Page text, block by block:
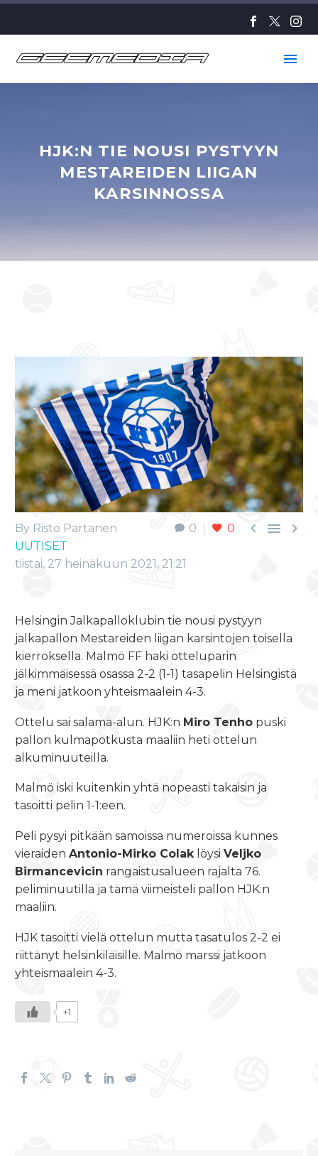
HJK:N TIE NOUSI PYSTYYN
MESTAREIDEN LIIGAN
KARSINNOSSA
0 0   
By Risto Partanen
UUTISET
tiistai, 27 heinäkuun 2021, 21:21
Helsingin Jalkapalloklubin tie nousi pystyyn
jalkapallon Mestareiden liigan karsintojen toisella
kierroksella. Malmö FF haki otteluparin
jälkimmäisessä osassa 2-2 (1-1) tasapelin Helsingistä
ja meni jatkoon yhteismaalein 4-3.
Ottelu sai salama-alun. HJK:n Miro Tenho puski
pallon kulmapotkusta maaliin heti ottelun
alkuminuuteilla.
Malmö iski kuitenkin yhtä nopeasti takaisin ja
tasoitti pelin 1-1:een.
Peli pysyi pitkään samoissa numeroissa kunnes
vieraiden Antonio-Mirko Colaklöysi Veljko
Birmancevicin rangaistusalueen rajalta 76.
peliminuutilla ja tämä viimeisteli pallon HJK:n
maaliin.
HJK tasoitti vielä ottelun mutta tasatulos 2-2 ei
riittänyt helsinkiläisille. Malmö marssi jatkoon
yhteismaalein 4-3.
+1